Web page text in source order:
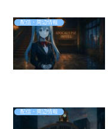
配信・周辺情報
配信・周辺情報